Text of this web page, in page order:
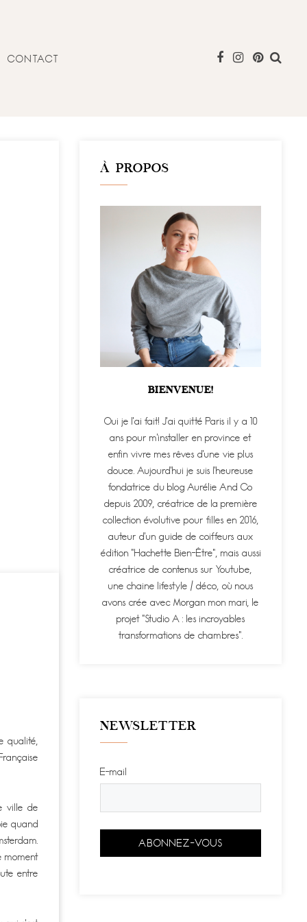
CONTACT
qualité,
ville de
quand
moment
entre
À PROPOS
BIENVENUE!
Oui je l'ai fait! J'ai quitté Paris il y a 10
ans pour m'installer en province et
enfin vivre mes rêves d'une vie plus
douce. Aujourd'hui je suis l'heureuse
fondatrice du blog Aurélie And Co
depuis 2009, créatrice de la première
collection évolutive pour filles en 2016,
auteur d'un guide de coiffeurs aux
édition "Hachette Bien-Être", mais aussi
créatrice de contenus sur Youtube,
une chaine lifestyle / déco, où nous
avons crée avec Morgan mon mari, le
projet "Studio A : les incroyables
transformations de chambres".
NEWSLETTER
E-mail